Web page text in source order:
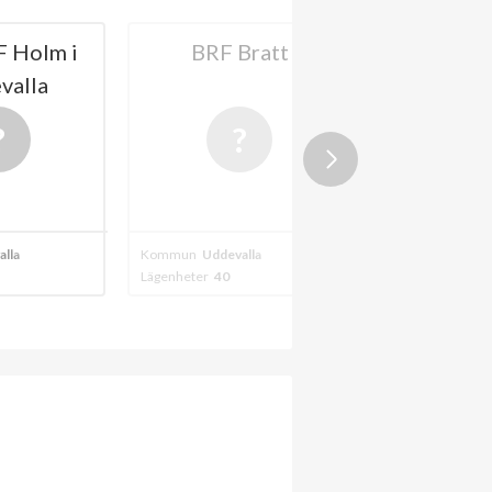
i
BRF Bratt
Kommun Uddevalla
Lägenheter 40